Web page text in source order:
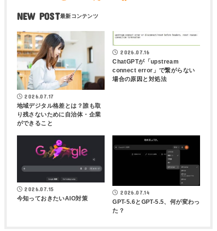
NEW POST
2026.07.17
地域デジタル格差とは？誰も取
り残さないために自治体・企業
ができること
2026.07.16
ChatGPTが「upstream
connect error」で繋がらない
場合の原因と対処法
2026.07.15
今知っておきたいAIO対策
2026.07.14
GPT-5.6とGPT-5.5、何が変わっ
た？